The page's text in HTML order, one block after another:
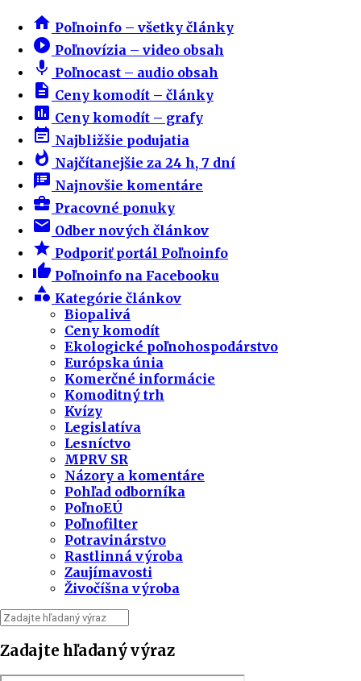
home Poľnoinfo – všetky články
play_circle_filled Poľnovízia – video obsah
mic Poľnocast – audio obsah
description Ceny komodít – články
insert_chart Ceny komodít – grafy
event_note Najbližšie podujatia
whatshot Najčítanejšie za 24 h, 7 dní
speaker_notes Najnovšie komentáre
business_center Pracovné ponuky
email Odber nových článkov
star Podporiť portál Poľnoinfo
thumb_up Poľnoinfo na Facebooku
category Kategórie článkov
Biopalivá
Ceny komodít
Ekologické poľnohospodárstvo
Európska únia
Komerčné informácie
Komoditný trh
Kvízy
Legislatíva
Lesníctvo
MPRV SR
Názory a komentáre
Pohľad odborníka
PoľnoEÚ
Poľnofilter
Potravinárstvo
Rastlinná výroba
Zaujímavosti
Živočíšna výroba
Zadajte hľadaný výraz